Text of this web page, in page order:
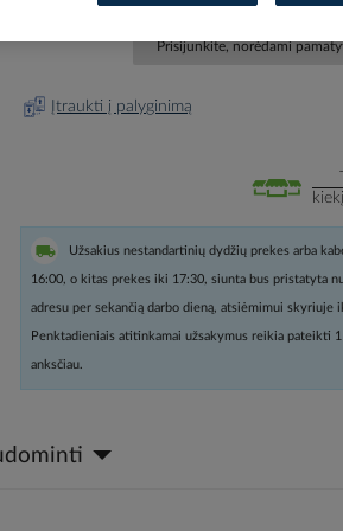
Prisijunkite, norėdami
Įtraukti į palyginimą
Užsakius nestandartinių dydžių prekes arba
16:00, o kitas prekes iki 17:30, siunta bus pristatyta
adresu per sekančią darbo dieną, atsiėmimui skyriuje
Penktadieniais atitinkamai užsakymus reikia pateikti 1
anksčiau.